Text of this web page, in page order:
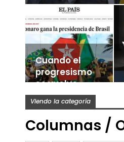
Cuando el
progresismo
se vuelve
establishment
Viendo la categoría
Columnas /